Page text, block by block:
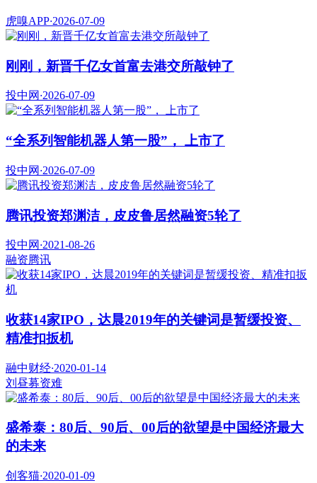
虎嗅APP·2026-07-09
刚刚，新晋千亿女首富去港交所敲钟了
投中网 ·2026-07-09
“全系列智能机器人第一股”， 上市了
投中网 ·2026-07-09
腾讯投资郑渊洁，皮皮鲁居然融资5轮了
投中网 ·2021-08-26
融资腾讯
收获14家IPO，达晨2019年的关键词是暂缓投资、
精准扣扳机
融中财经·2020-01-14
刘昼募资难
盛希泰：80后、90后、00后的欲望是中国经济最大
的未来
创客猫·2020-01-09